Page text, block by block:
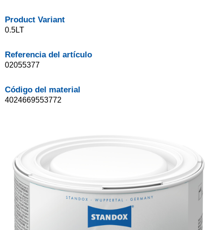
Product Variant
0.5LT
Referencia del artículo
02055377
Código del material
4024669553772